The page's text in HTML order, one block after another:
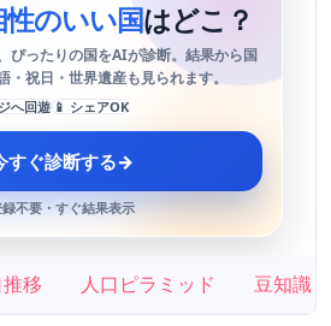
性のいい国はどこ？
ぴったりの国をAIが診断。結果から国
・祝日・世界遺産も見られます。
へ回遊 📱 シェアOK
すぐ診断する→
不要・すぐ結果表示
移 人口ピラミッド 豆知識